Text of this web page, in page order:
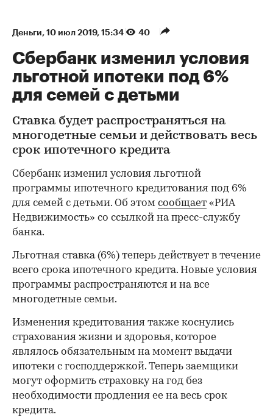
Деньги⁠, 10 июл 2019, 15:34 40
Сбербанк изменил условия
льготной ипотеки под 6%
для семей с детьми
Cтавка будет распространяться на
многодетные семьи и действовать весь
срок ипотечного кредита
Сбербанк изменил условия льготной
программы ипотечного кредитования под 6%
для семей с детьми. Об этом сообщает «РИА
Недвижимость» со ссылкой на пресс-службу
банка.
Льготная ставка (6%) теперь действует в течение
всего срока ипотечного кредита. Новые условия
программы распространяются и на все
многодетные семьи.
Изменения кредитования также коснулись
страхования жизни и здоровья, которое
являлось обязательным на момент выдачи
ипотеки с господдержкой. Теперь заемщики
могут оформить страховку на год без
необходимости продления ее на весь срок
кредита.